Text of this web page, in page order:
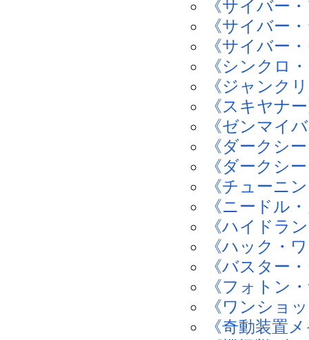
《サイバー
《サイバー
《サイバー
《シンクロ
《ジャンク
《スキヤナ
《ゼンマイ
《ダークシ
《ダークシ
《チューニ
《ニードル
《ハイドラ
《ハック・
《バスター
《フォトン
《ワンショ
《奇動装置